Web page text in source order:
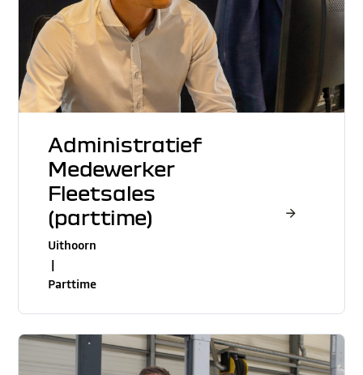
Administratief
Medewerker
Fleetsales
(parttime)
Uithoorn
|
Parttime